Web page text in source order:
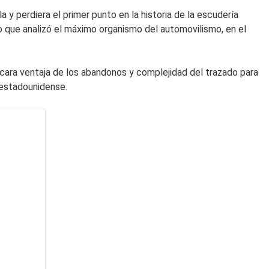
y perdiera el primer punto en la historia de la escudería
analizó el máximo organismo del automovilismo, en el
ventaja de los abandonos y complejidad del trazado para